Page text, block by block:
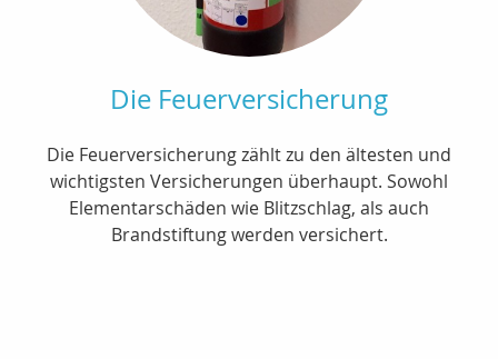
Die Feuerversicherung
Die Feuerversicherung zählt zu den ältesten und
wichtigsten Versicherungen überhaupt. Sowohl
Elementarschäden wie Blitzschlag, als auch
Brandstiftung werden versichert.